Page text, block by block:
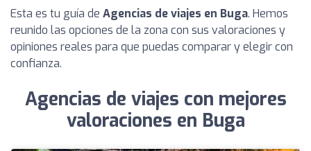
Esta es tu guía de Agencias de viajes en Buga. Hemos
reunido las opciones de la zona con sus valoraciones y
opiniones reales para que puedas comparar y elegir con
confianza.
Agencias de viajes con mejores
valoraciones en Buga